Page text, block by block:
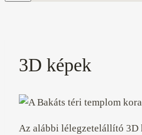
3D képek
Az alábbi lélegzetelállító 3D